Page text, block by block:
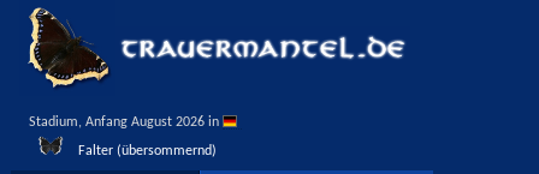
Stadium, Anfang August 2026 in
Falter (übersommernd)